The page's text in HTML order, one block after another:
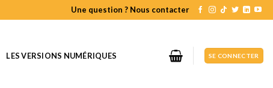
Une question ? Nous contacter
LES VERSIONS NUMÉRIQUES SE CONNECTER